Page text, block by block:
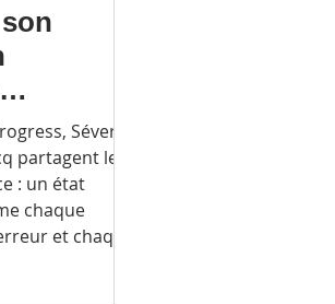
rôle clé
Séverine
partagent leur
: un état
chaque
et chaque